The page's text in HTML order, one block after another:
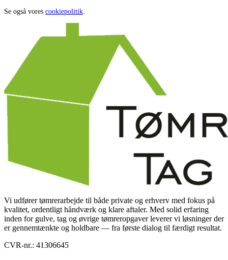
Se også vores cookiepolitik.
Vi udfører tømrerarbejde til både private og erhverv med fokus på
kvalitet, ordentligt håndværk og klare aftaler. Med solid erfaring
inden for gulve, tag og øvrige tømreropgaver leverer vi løsninger der
er gennemtænkte og holdbare — fra første dialog til færdigt resultat.
CVR-nr.: 41306645